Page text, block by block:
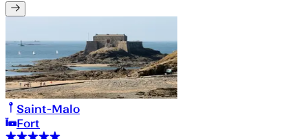
Saint-Malo
Fort